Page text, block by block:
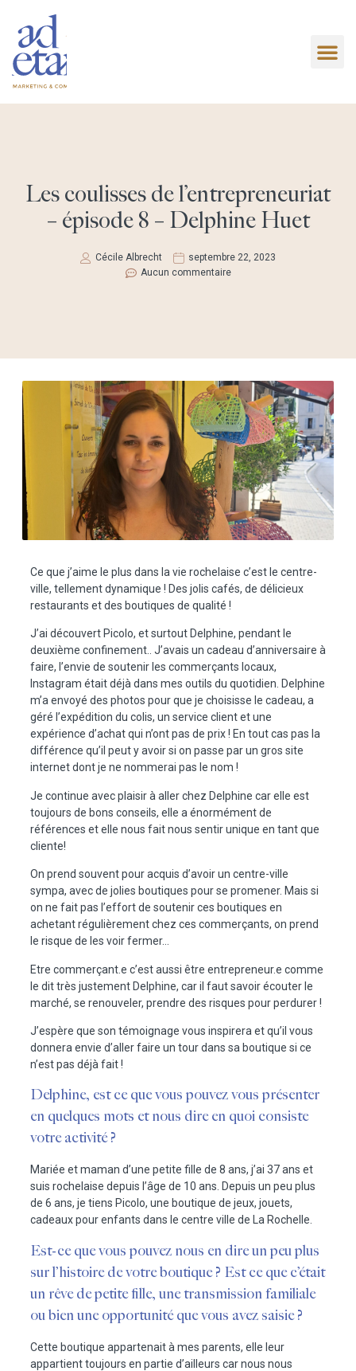
Les coulisses de l’entrepreneuriat
– épisode 8 – Delphine Huet
Cécile Albrecht
septembre 22, 2023
Aucun commentaire
Ce que j’aime le plus dans la vie rochelaise c’est le centre-
ville, tellement dynamique ! Des jolis cafés, de délicieux
restaurants et des boutiques de qualité !
J’ai découvert Picolo, et surtout Delphine, pendant le
deuxième confinement.. J’avais un cadeau d’anniversaire à
faire, l’envie de soutenir les commerçants locaux,
Instagram était déjà dans mes outils du quotidien. Delphine
m’a envoyé des photos pour que je choisisse le cadeau, a
géré l’expédition du colis, un service client et une
expérience d’achat qui n’ont pas de prix ! En tout cas pas la
différence qu’il peut y avoir si on passe par un gros site
internet dont je ne nommerai pas le nom !
Je continue avec plaisir à aller chez Delphine car elle est
toujours de bons conseils, elle a énormément de
références et elle nous fait nous sentir unique en tant que
cliente!
On prend souvent pour acquis d’avoir un centre-ville
sympa, avec de jolies boutiques pour se promener. Mais si
on ne fait pas l’effort de soutenir ces boutiques en
achetant régulièrement chez ces commerçants, on prend
le risque de les voir fermer…
Etre commerçant.e c’est aussi être entrepreneur.e comme
le dit très justement Delphine, car il faut savoir écouter le
marché, se renouveler, prendre des risques pour perdurer !
J’espère que son témoignage vous inspirera et qu’il vous
donnera envie d’aller faire un tour dans sa boutique si ce
n’est pas déjà fait !
Delphine, est ce que vous pouvez vous présenter
en quelques mots et nous dire en quoi consiste
votre activité ?
Mariée et maman d’une petite fille de 8 ans, j’ai 37 ans et
suis rochelaise depuis l’âge de 10 ans. Depuis un peu plus
de 6 ans, je tiens Picolo, une boutique de jeux, jouets,
cadeaux pour enfants dans le centre ville de La Rochelle.
Est-ce que vous pouvez nous en dire un peu plus
sur l’histoire de votre boutique ? Est ce que c’était
un rêve de petite fille, une transmission familiale
ou bien une opportunité que vous avez saisie ?
Cette boutique appartenait à mes parents, elle leur
appartient toujours en partie d’ailleurs car nous nous